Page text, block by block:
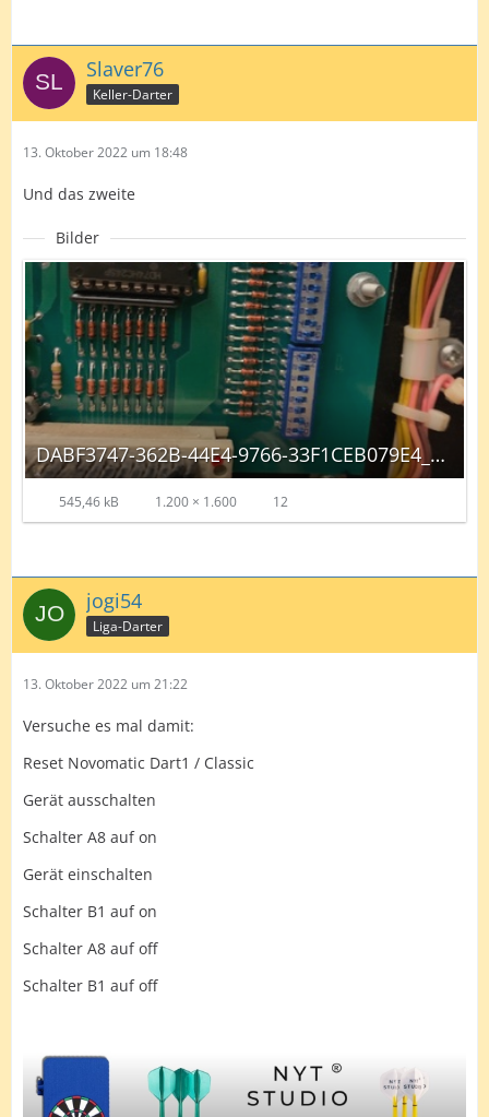
Slaver76
Keller-Darter
13. Oktober 2022 um 18:48
Und das zweite
Bilder
DABF3747-362B-44E4-9766-33F1CEB079E4_autoscaled.jpg
545,46 kB 1.200 × 1.600 12
jogi54
Liga-Darter
13. Oktober 2022 um 21:22
Versuche es mal damit:
Reset Novomatic Dart1 / Classic
Gerät ausschalten
Schalter A8 auf on
Gerät einschalten
Schalter B1 auf on
Schalter A8 auf off
Schalter B1 auf off